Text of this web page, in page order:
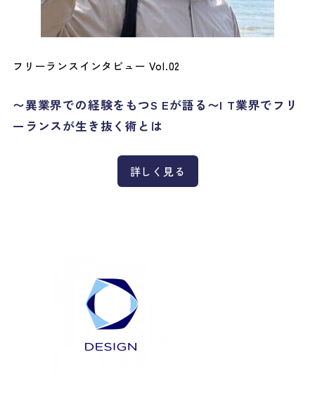
フリーランスインタビュー Vol.02
〜異業界での経験をもつS Eが語る〜I T業界でフリ
ーランスが生き抜く術とは
詳しく見る